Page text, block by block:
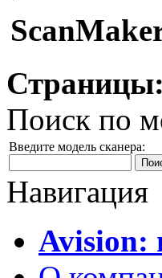
Страницы:
Поиск по
Введите модель сканера:
Навигация
Avision: